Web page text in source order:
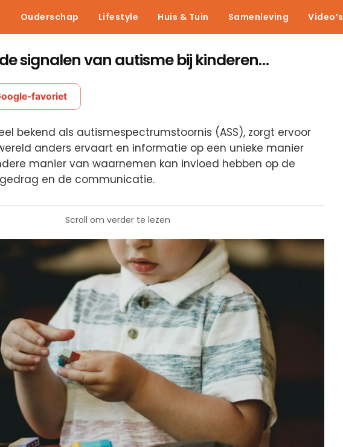
Ouderschap Lifestyle Huis & Tuin Samenleving Video’s
signalen van autisme bij kinderen…
favoriet
bekend als autismespectrumstoornis (ASS), zorgt ervoor
anders ervaart en informatie op een unieke manier
manier van waarnemen kan invloed hebben op de
en de communicatie.
Scroll om verder te lezen